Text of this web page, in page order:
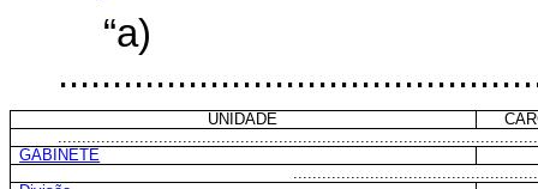
“a)
UNIDADE
GABINETE